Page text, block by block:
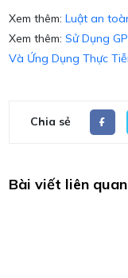
Xem thêm: Luật an
Xem thêm: Sử Dụng
Và Ứng Dụng Thực
Chia sẻ
Bài viết liên quan